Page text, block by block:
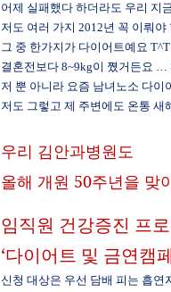
어제 실패했다 하더라도 우리 지
저도 여러 가지 2012년 꼭 이뤄야
그 중 한가지가 다이어트예요 T^T
결혼전보다 8~9kg이 쪘거든요
저 뿐 아니라 요즘 남녀노소 다
저도 그렇고 제 주변에도 온통
우리 김안과병원도
올해 개원 50주년을 맞
임직원 건강증진 프
‘다이어트 및 금연캠
신청 대상은 우선 담배 피는 흡연